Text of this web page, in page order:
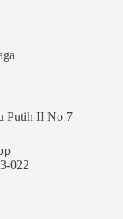
Putih II No 7
022